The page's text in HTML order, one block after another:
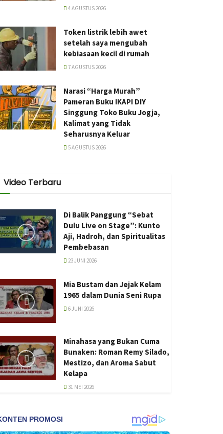
4 AGUSTUS 2026
Token listrik lebih awet
setelah saya mengubah
kebiasaan kecil di rumah
7 AGUSTUS 2026
Narasi “Harga Murah”
Pameran Buku IKAPI DIY
Singgung Toko Buku Jogja,
Kalimat yang Tidak
Seharusnya Keluar
5 AGUSTUS 2026
Video Terbaru
Di Balik Panggung “Sebat
Dulu Live on Stage”: Kunto
Aji, Hadroh, dan Spiritualitas
Pembebasan
23 JUNI 2026
Mia Bustam dan Jejak Kelam
1965 dalam Dunia Seni Rupa
6 JUNI 2026
Minahasa yang Bukan Cuma
Bunaken: Roman Remy Silado,
Mestizo, dan Aroma Sabut
Kelapa
31 MEI 2026